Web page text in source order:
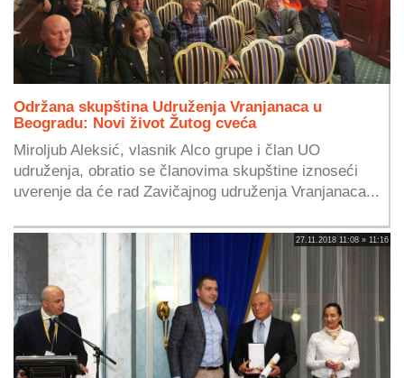
Održana skupština Udruženja Vranjanaca u
Beogradu: Novi život Žutog cveća
Miroljub Aleksić, vlasnik Alco grupe i član UO
udruženja, obratio se članovima skupštine iznoseći
uverenje da će rad Zavičajnog udruženja Vranjanaca...
27.11.2018 11:08 » 11:16